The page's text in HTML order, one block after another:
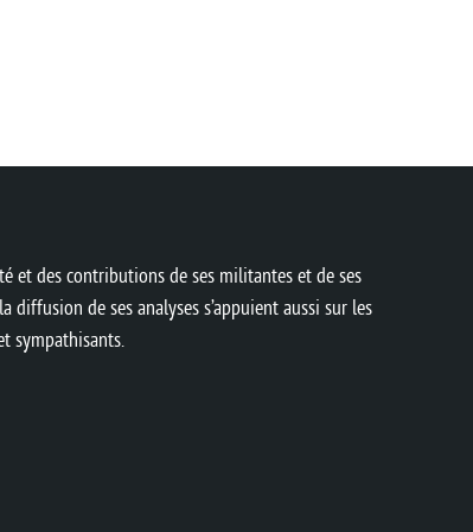
et des contributions de ses militantes et de ses
de ses analyses s’appuient aussi sur les
sympathisants.